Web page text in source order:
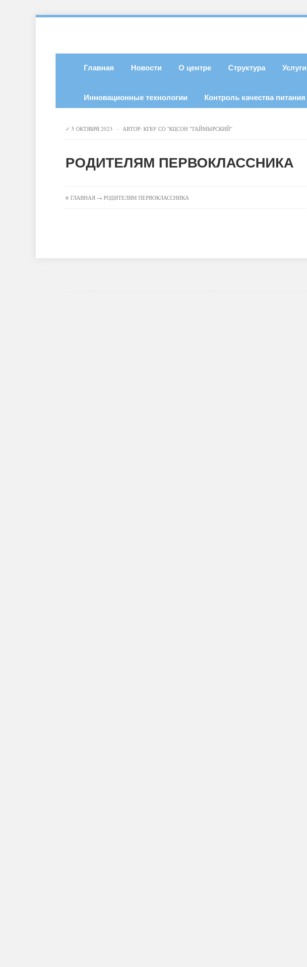
Главная Новости О центре Структура Услуги
Инновационные технологии Контроль качества питания
5 ОКТЯБРЯ 2023 · АВТОР: КГБУ СО "КЦСОН "ТАЙМЫРСКИЙ"
РОДИТЕЛЯМ ПЕРВОКЛАССНИКА
≡ ГЛАВНАЯ → РОДИТЕЛЯМ ПЕРВОКЛАССНИКА